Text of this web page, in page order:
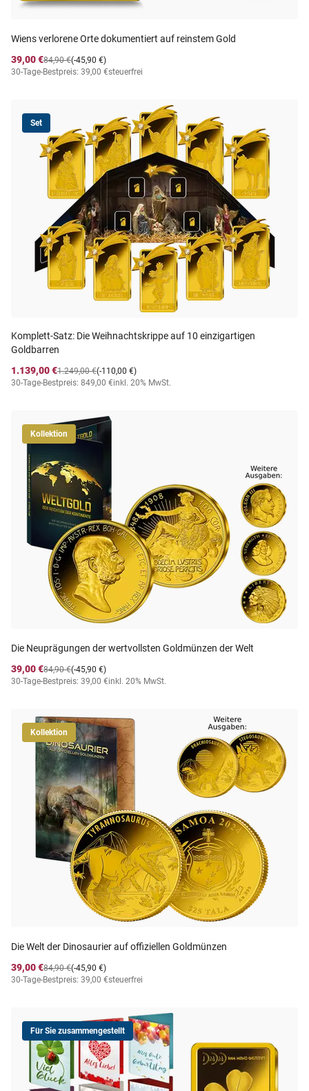
Wiens verlorene Orte dokumentiert auf reinstem Gold
39,00 €
(-45,90 €)
84,90 €
30-Tage-Bestpreis: 39,00 €steuerfrei
Set
Komplett-Satz: Die Weihnachtskrippe auf 10 einzigartigen
Goldbarren
1.139,00 €
(-110,00 €)
1.249,00 €
30-Tage-Bestpreis: 849,00 €inkl. 20% MwSt.
Kollektion
Die Neuprägungen der wertvollsten Goldmünzen der Welt
39,00 €
(-45,90 €)
84,90 €
30-Tage-Bestpreis: 39,00 €inkl. 20% MwSt.
Kollektion
Die Welt der Dinosaurier auf offiziellen Goldmünzen
39,00 €
(-45,90 €)
84,90 €
30-Tage-Bestpreis: 39,00 €steuerfrei
Für Sie zusammengestellt